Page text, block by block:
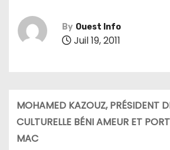
By Ouest Info
Juil 19, 2011
MOHAMED KAZOUZ, PRÉSIDENT
CULTURELLE BÉNI AMEUR ET
MAC